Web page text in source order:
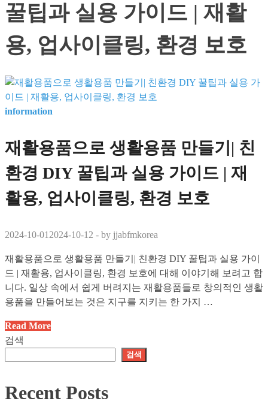
꿀팁과 실용 가이드 | 재활
용, 업사이클링, 환경 보호
information
재활용품으로 생활용품 만들기| 친
환경 DIY 꿀팁과 실용 가이드 | 재
활용, 업사이클링, 환경 보호
2024-10-01 2024-10-12 - by jjabfmkorea
재활용품으로 생활용품 만들기| 친환경 DIY 꿀팁과 실용 가이
드 | 재활용, 업사이클링, 환경 보호에 대해 이야기해 보려고 합
니다. 일상 속에서 쉽게 버려지는 재활용품들로 창의적인 생활
용품을 만들어보는 것은 지구를 지키는 한 가지 …
재
활
로
Read More
검색
검색
Recent Posts